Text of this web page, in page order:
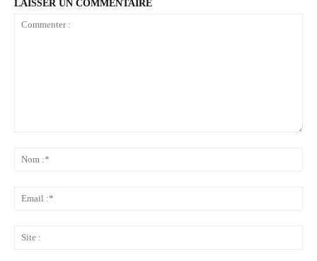
LAISSER UN COMMENTAIRE